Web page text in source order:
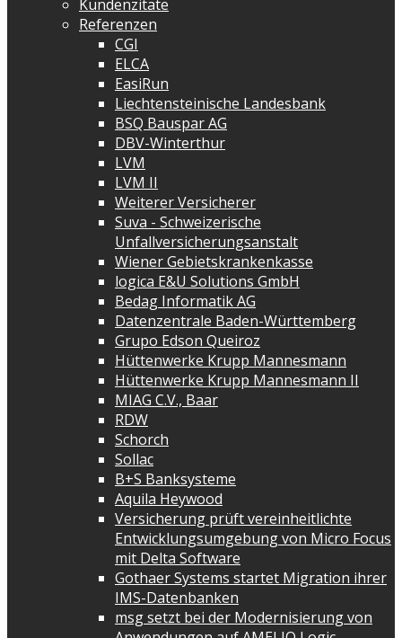
Kundenzitate
Referenzen
CGI
ELCA
EasiRun
Liechtensteinische Landesbank
BSQ Bauspar AG
DBV-Winterthur
LVM
LVM II
Weiterer Versicherer
Suva - Schweizerische
Unfallversicherungsanstalt
Wiener Gebietskrankenkasse
logica E&U Solutions GmbH
Bedag Informatik AG
Datenzentrale Baden-Württemberg
Grupo Edson Queiroz
Hüttenwerke Krupp Mannesmann
Hüttenwerke Krupp Mannesmann II
MIAG C.V., Baar
RDW
Schorch
Sollac
B+S Banksysteme
Aquila Heywood
Versicherung prüft vereinheitlichte
Entwicklungsumgebung von Micro Focus
mit Delta Software
Gothaer Systems startet Migration ihrer
IMS-Datenbanken
msg setzt bei der Modernisierung von